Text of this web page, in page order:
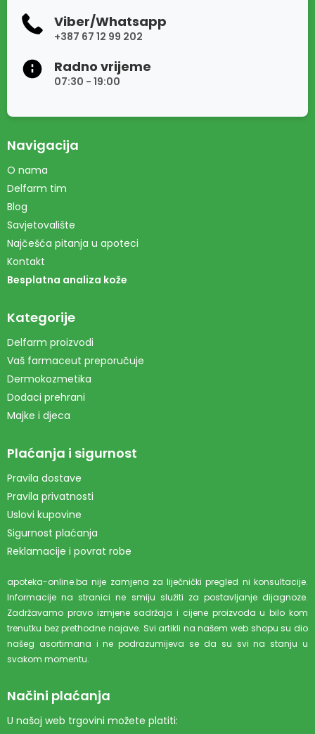
Viber/Whatsapp
+387 67 12 99 202
Radno vrijeme
07:30 - 19:00
Navigacija
O nama
Delfarm tim
Blog
Savjetovalište
Najčešća pitanja u apoteci
Kontakt
Besplatna analiza kože
Kategorije
Delfarm proizvodi
Vaš farmaceut preporučuje
Dermokozmetika
Dodaci prehrani
Majke i djeca
Plaćanja i sigurnost
Pravila dostave
Pravila privatnosti
Uslovi kupovine
Sigurnost plaćanja
Reklamacije i povrat robe
apoteka-online.ba nije zamjena za liječnički pregled ni konsultacije.
Informacije na stranici ne smiju služiti za postavljanje dijagnoze.
Zadržavamo pravo izmjene sadržaja i cijene proizvoda u bilo kom
trenutku bez prethodne najave. Svi artikli na našem web shopu su dio
našeg asortimana i ne podrazumijeva se da su svi na stanju u
svakom momentu.
Načini plaćanja
U našoj web trgovini možete platiti: